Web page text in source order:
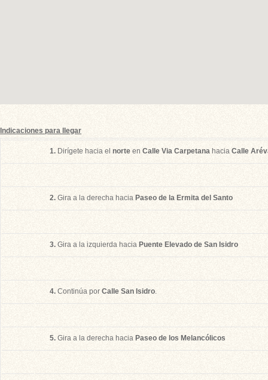
Indicaciones para llegar
1. Dirígete hacia el norte en Calle Via Carpetana hacia Calle
2. Gira a la derecha hacia Paseo de la Ermita del Santo
3. Gira a la izquierda hacia Puente Elevado de San Isidro
4. Continúa por Calle San Isidro.
5. Gira a la derecha hacia Paseo de los Melancólicos